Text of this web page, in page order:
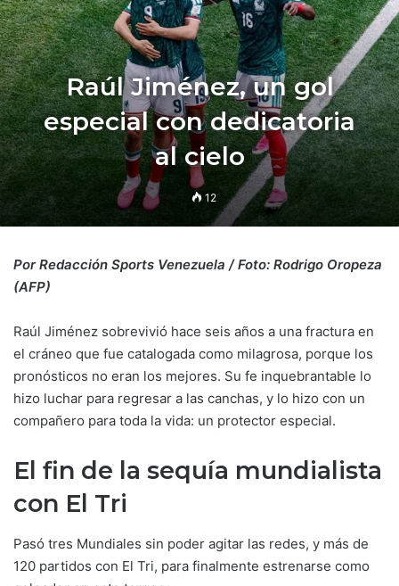
Raúl Jiménez, un gol
especial con dedicatoria
al cielo
12
Por Redacción Sports Venezuela / Foto: Rodrigo Oropeza
(AFP)
Raúl Jiménez sobrevivió hace seis años a una fractura en
el cráneo que fue catalogada como milagrosa, porque los
pronósticos no eran los mejores. Su fe inquebrantable lo
hizo luchar para regresar a las canchas, y lo hizo con un
compañero para toda la vida: un protector especial.
El fin de la sequía mundialista
con El Tri
Pasó tres Mundiales sin poder agitar las redes, y más de
120 partidos con El Tri, para finalmente estrenarse como